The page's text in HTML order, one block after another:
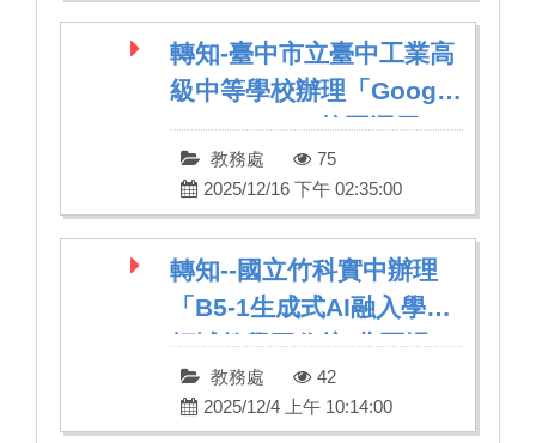
轉知-臺中市立臺中工業高
級中等學校辦理「Google
Apps Script 校園運用」
研習教務處
75
2025/12/16 下午 02:35:00
轉知--國立竹科實中辦理
「B5-1生成式AI融入學科
領域教學工作坊-北區場」
教務處
42
2025/12/4 上午 10:14:00